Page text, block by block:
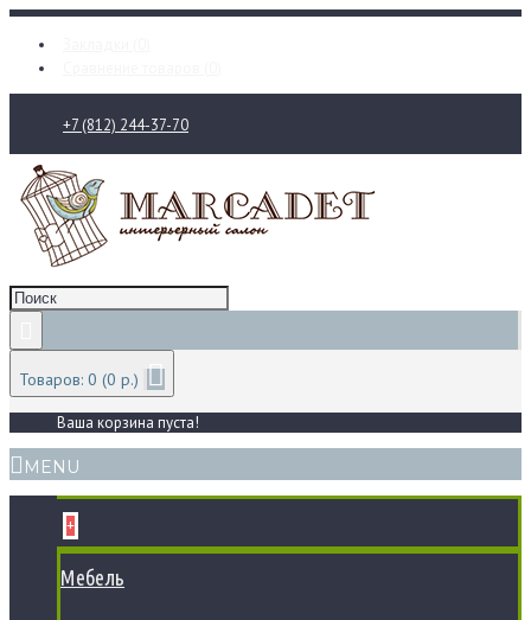
+7 (812) 244-37-70
Товаров: 0 (0 р.)
Ваша корзина пуста!
MENU
+
Мебель